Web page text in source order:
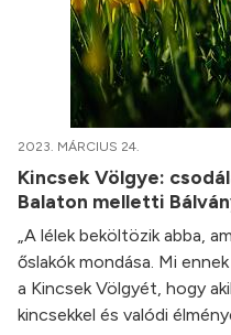
2023. MÁRCIUS 24.
Kincsek Völgye:
Balaton melletti
„A lélek beköltözik abba,
őslakók mondása. Mi
a Kincsek Völgyét, hogy
kincsekkel és valódi